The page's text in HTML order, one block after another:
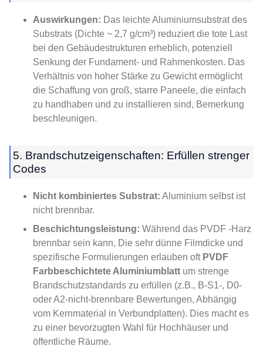
Auswirkungen: Das leichte Aluminiumsubstrat des
Substrats (Dichte ~ 2,7 g/cm³) reduziert die tote Last
bei den Gebäudestrukturen erheblich, potenziell
Senkung der Fundament- und Rahmenkosten. Das
Verhältnis von hoher Stärke zu Gewicht ermöglicht
die Schaffung von groß, starre Paneele, die einfach
zu handhaben und zu installieren sind, Bemerkung
beschleunigen.
5. Brandschutzeigenschaften: Erfüllen strenger
Codes
Nicht kombiniertes Substrat: Aluminium selbst ist
nicht brennbar.
Beschichtungsleistung: Während das PVDF -Harz
brennbar sein kann, Die sehr dünne Filmdicke und
spezifische Formulierungen erlauben oft PVDF
Farbbeschichtete Aluminiumblatt um strenge
Brandschutzstandards zu erfüllen (z.B., B-S1-, D0-
oder A2-nicht-brennbare Bewertungen, Abhängig
vom Kernmaterial in Verbundplatten). Dies macht es
zu einer bevorzugten Wahl für Hochhäuser und
öffentliche Räume.